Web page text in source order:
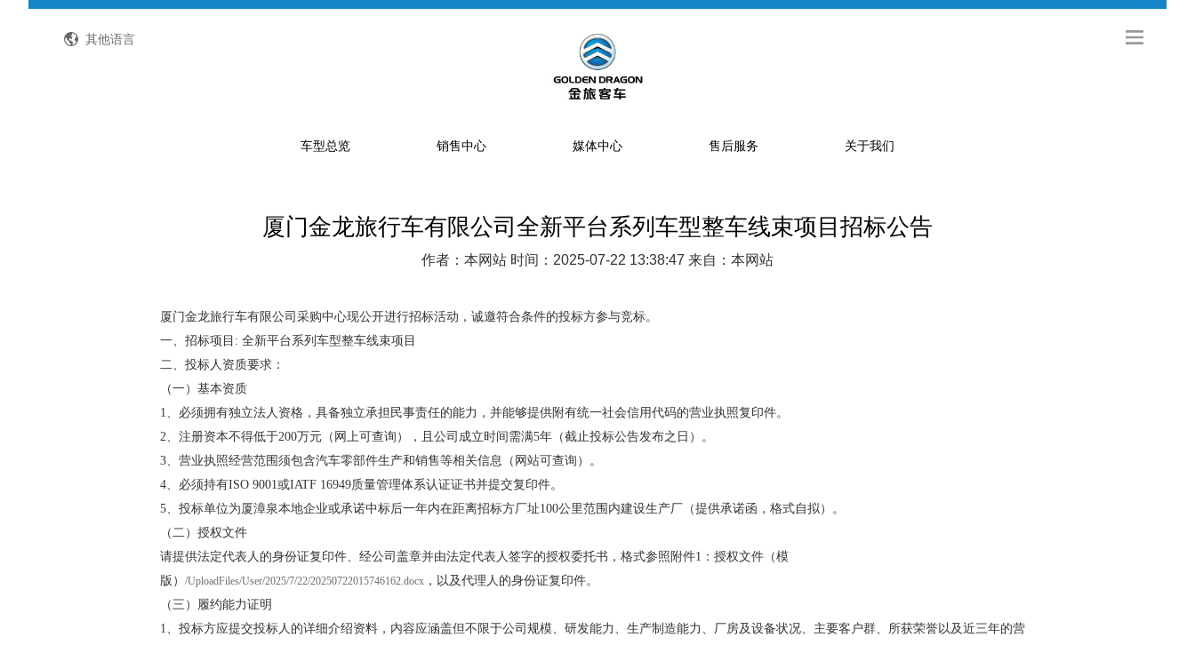
其他语言
车型总览 销售中心 媒体中心 售后服务 关于我们
公路客车
校车
特种车
提车流程
销售网点
大中巴经销商
新闻资讯
精彩视频
售后网点
特约服务站
公司简介
厦门金龙旅行车有限公司全新平台系列车型整车线束项目招标公告
作者：本网站 时间：2025-07-22 13:38:47 来自：本网站
厦门金龙旅行车有限公司采购中心现公开进行招标活动，诚邀符合条件的投标方参与竞标。
一、招标项目: 全新平台系列车型整车线束项目
二、投标人资质要求：
（一）基本资质
1、必须拥有独立法人资格，具备独立承担民事责任的能力，并能够提供附有统一社会信用代码的营业执照复印件。
2、注册资本不得低于200万元（网上可查询），且公司成立时间需满5年（截止投标公告发布之日）。
3、营业执照经营范围须包含汽车零部件生产和销售等相关信息（网站可查询）。
4、必须持有ISO 9001或IATF 16949质量管理体系认证证书并提交复印件。
5、 投标单位为厦漳泉本地企业或承诺中标后一年内在距离招标方厂址100公里范围内建设生产厂（提供承诺函，格式自拟）。
（二）授权文件
请提供法定代表人的身份证复印件、经公司盖章并由法定代表人签字的授权委托书，格式参照附件1：授权文件（模
版） /UploadFiles/User/2025/7/22/20250722015746162.docx ，以及代理人的身份证复印件。
（三）履约能力证明
1、投标方应提交投标人的详细介绍资料，内容应涵盖但不限于公司规模、研发能力、生产制造能力、厂房及设备状况、主要客户群、所获荣誉以及近三年的营